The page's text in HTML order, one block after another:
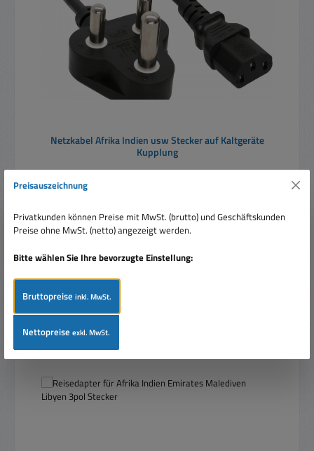
Netzkabel Afrika Indien usw Stecker auf Kaltgeräte
Kupplung
Regulärer Preis:
Ab5,70 €
Preise inkl. MwSt. zzgl. Versandkosten
Produktgalerie überspringen
Ähnliche Artikel
Preisauszeichnung
Privatkunden können Preise mit MwSt. (brutto) und Geschäftskunden
Preise ohne MwSt. (netto) angezeigt werden.
Bitte wählen Sie Ihre bevorzugte Einstellung:
Bruttopreiseinkl. MwSt.
Nettopreiseexkl. MwSt.